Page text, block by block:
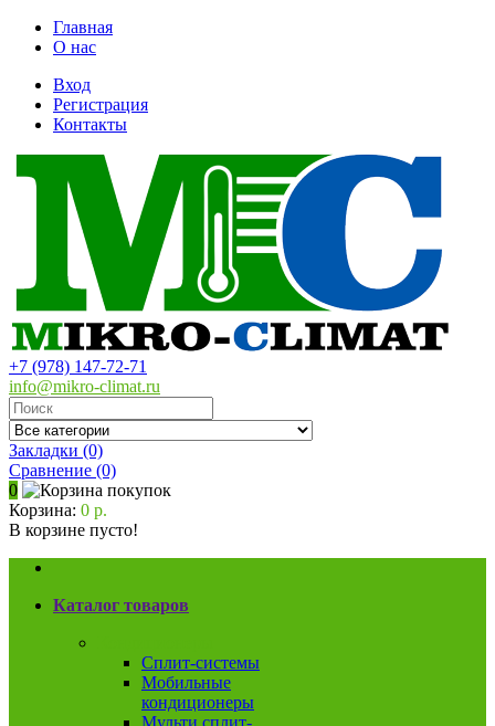
Главная
О нас
Вход
Регистрация
Контакты
+7 (978) 147-72-71
info@mikro-climat.ru
Закладки (0)
Сравнение (0)
0
Корзина: 0 р.
В корзине пусто!
Каталог товаров
Сплит-системы
Мобильные
кондиционеры
Мульти сплит-